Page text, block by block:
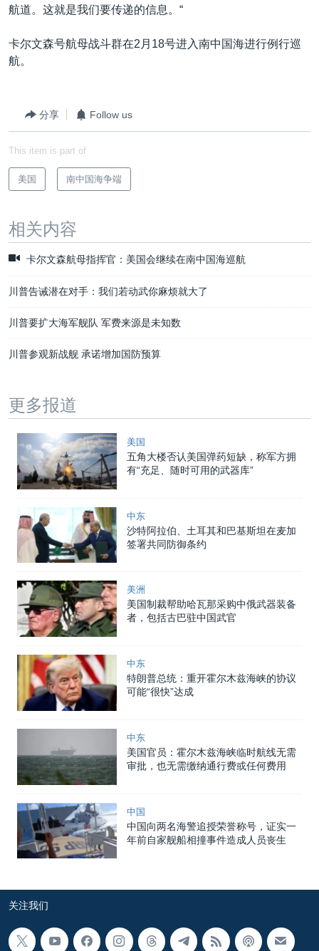
航道。这就是我们要传递的信息。“
卡尔文森号航母战斗群在2月18号进入南中国海进行例行巡
航。
分享 Follow us
This item is part of
美国 南中国海争端
相关内容
卡尔文森航母指挥官：美国会继续在南中国海巡航
川普告诫潜在对手：我们若动武你麻烦就大了
川普要扩大海军舰队 军费来源是未知数
川普参观新战舰 承诺增加国防预算
更多报道
美国
五角大楼否认美国弹药短缺，称军方拥
有“充足、随时可用的武器库”
中东
沙特阿拉伯、土耳其和巴基斯坦在麦加
签署共同防御条约
美洲
美国制裁帮助哈瓦那采购中俄武器装备
者，包括古巴驻中国武官
中东
特朗普总统：重开霍尔木兹海峡的协议
可能“很快”达成
中东
美国官员：霍尔木兹海峡临时航线无需
审批，也无需缴纳通行费或任何费用
中国
中国向两名海警追授荣誉称号，证实一
年前自家舰船相撞事件造成人员丧生
关注我们